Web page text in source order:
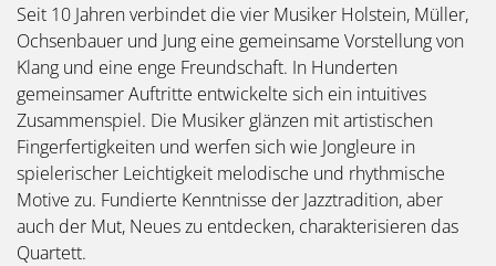
Seit 10 Jahren verbindet die vier Musiker Holstein, Müller,
Ochsenbauer und Jung eine gemeinsame Vorstellung von
Klang und eine enge Freundschaft. In Hunderten
gemeinsamer Auftritte entwickelte sich ein intuitives
Zusammenspiel. Die Musiker glänzen mit artistischen
Fingerfertigkeiten und werfen sich wie Jongleure in
spielerischer Leichtigkeit melodische und rhythmische
Motive zu. Fundierte Kenntnisse der Jazztradition, aber
auch der Mut, Neues zu entdecken, charakterisieren das
Quartett.